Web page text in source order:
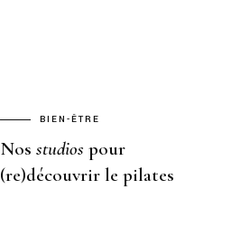
BIEN-ÊTRE
Nosstudios pour
(re)découvrir le pilates